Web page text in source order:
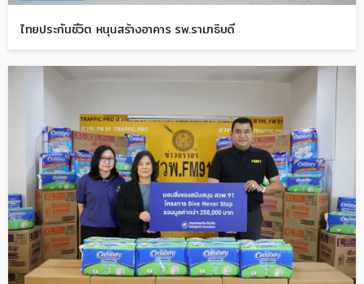
ไทยประกันชีวิต หนุนสร้างอาคาร รพ.รามาธิบดี